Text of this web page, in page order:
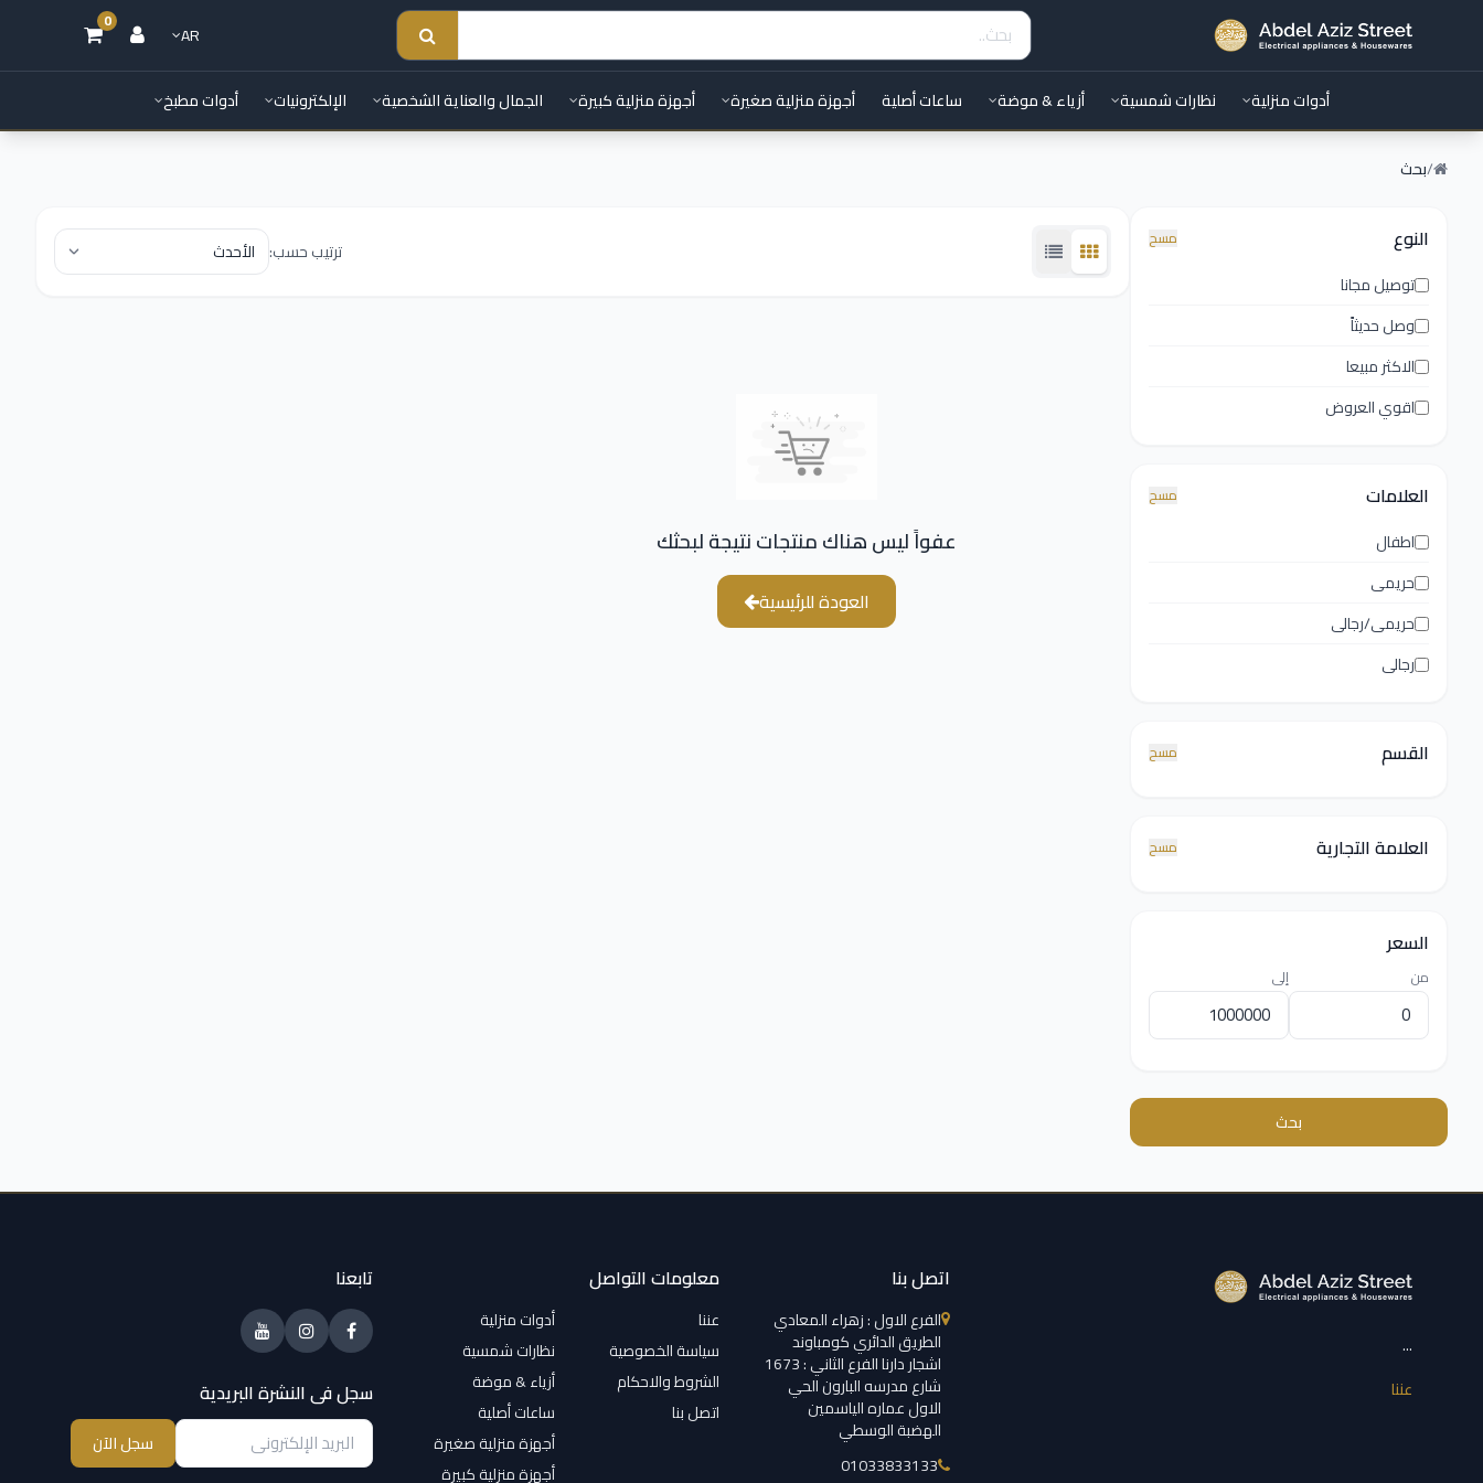
AR
0
أدوات منزلية نظارات شمسية أزياء & موضة ساعات أصلية أجهزة منزلية صغيرة أجهزة منزلية كبيرة الجمال والعناية الشخصية الإلكترونيات أدوات مطبخ
/بحث
النوع مسح
توصيل مجانا
وصل حديثاً
الاكثر مبيعا
اقوي العروض
العلامات مسح
اطفال
حريمى
حريمى/رجالى
رجالى
القسم مسح
العلامة التجارية مسح
السعر
من إلى
بحث
ترتيب حسب:
عفواً ليس هناك منتجات نتيجة لبحثك
العودة للرئيسية
...
عننا
اتصل بنا
الفرع الاول : زهراء المعادي
الطريق الدائري كومباوند
اشجار دارنا الفرع الثاني : 1673
شارع مدرسه البارون الحي
الاول عماره الياسمين
الهضبة الوسطي
01033833133
معلومات التواصل
عننا
سياسة الخصوصية
الشروط والاحكام
اتصل بنا
أدوات منزلية
نظارات شمسية
أزياء & موضة
ساعات أصلية
أجهزة منزلية صغيرة
أجهزة منزلية كبيرة
تابعنا
سجل فى النشرة البريدية
سجل الآن